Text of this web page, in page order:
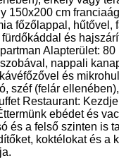
150x200 cm
főzőlappal,
és
Alapterület:
nappali
és
széf (felár
Restaurant:
ebédet és
és a felső szinten is
koktélokat és